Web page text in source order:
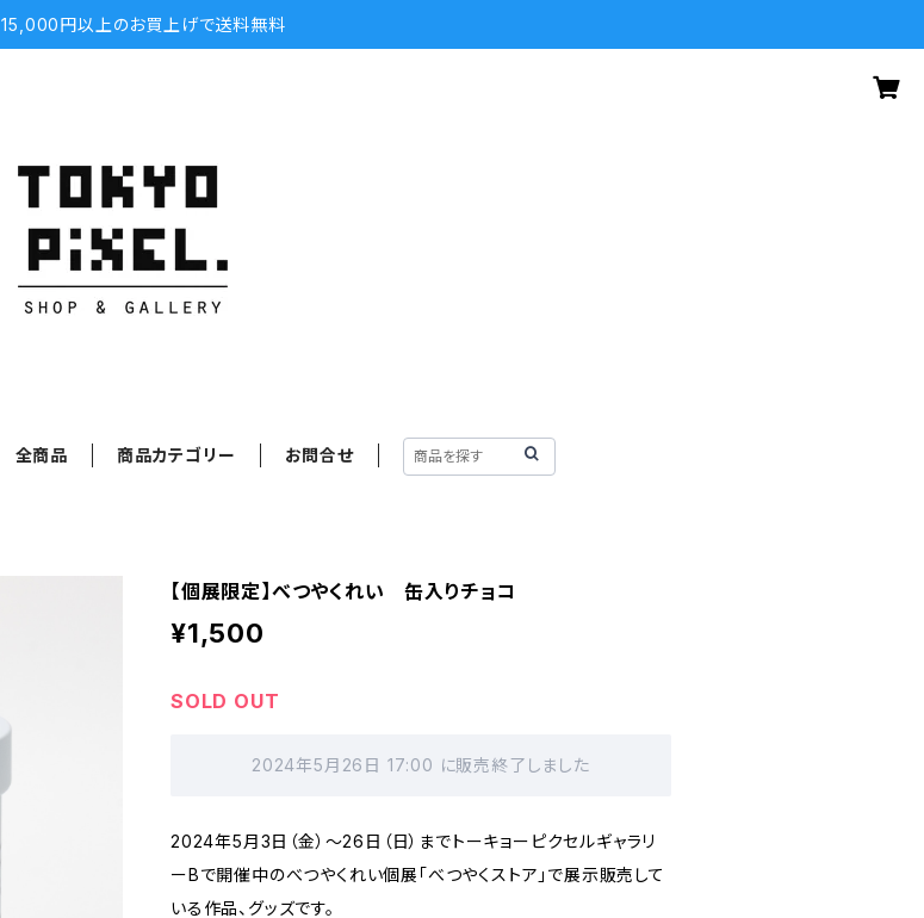
15,000円以上のお買上げで送料無料
全商品 商品カテゴリー お問合せ
【個展限定】べつやくれい 缶入りチョコ
¥1,500
SOLD OUT
2024年5月26日 17:00 に販売終了しました
2024年5月3日（金）～26日（日）までトーキョーピクセルギャラリ
ーBで開催中のべつやくれい個展「べつやくストア」で展示販売して
いる作品、グッズです。